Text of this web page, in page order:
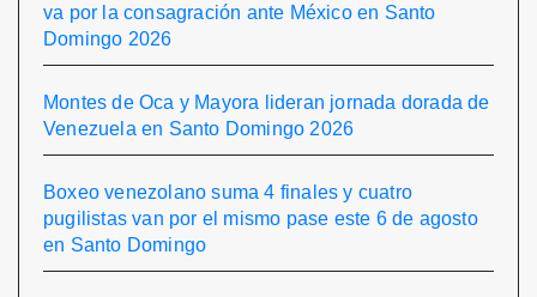
va por la consagración ante México en Santo
Domingo 2026
Montes de Oca y Mayora lideran jornada dorada de
Venezuela en Santo Domingo 2026
Boxeo venezolano suma 4 finales y cuatro
pugilistas van por el mismo pase este 6 de agosto
en Santo Domingo